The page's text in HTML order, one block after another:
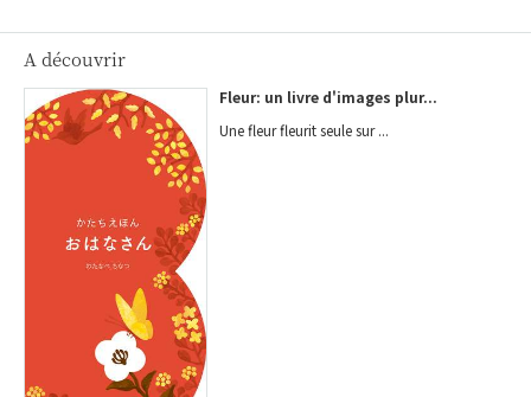
A découvrir
Fleur: un livre d'images plur...
Une fleur fleurit seule sur ...